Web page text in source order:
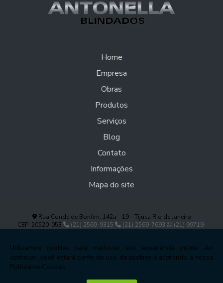
Home
Empresa
Obras
Produtos
Serviços
Blog
Contato
Informações
Mapa do site
Rua Conde de Bonfim, 142a - 19 - Tijuca Rio de Janeiro
CEP: 20520-053
(21) 2569-9315 (21) 2569-7693
(21) 99719-
Copyright © Antonella. (Lei 9610 de 19/02/1998)